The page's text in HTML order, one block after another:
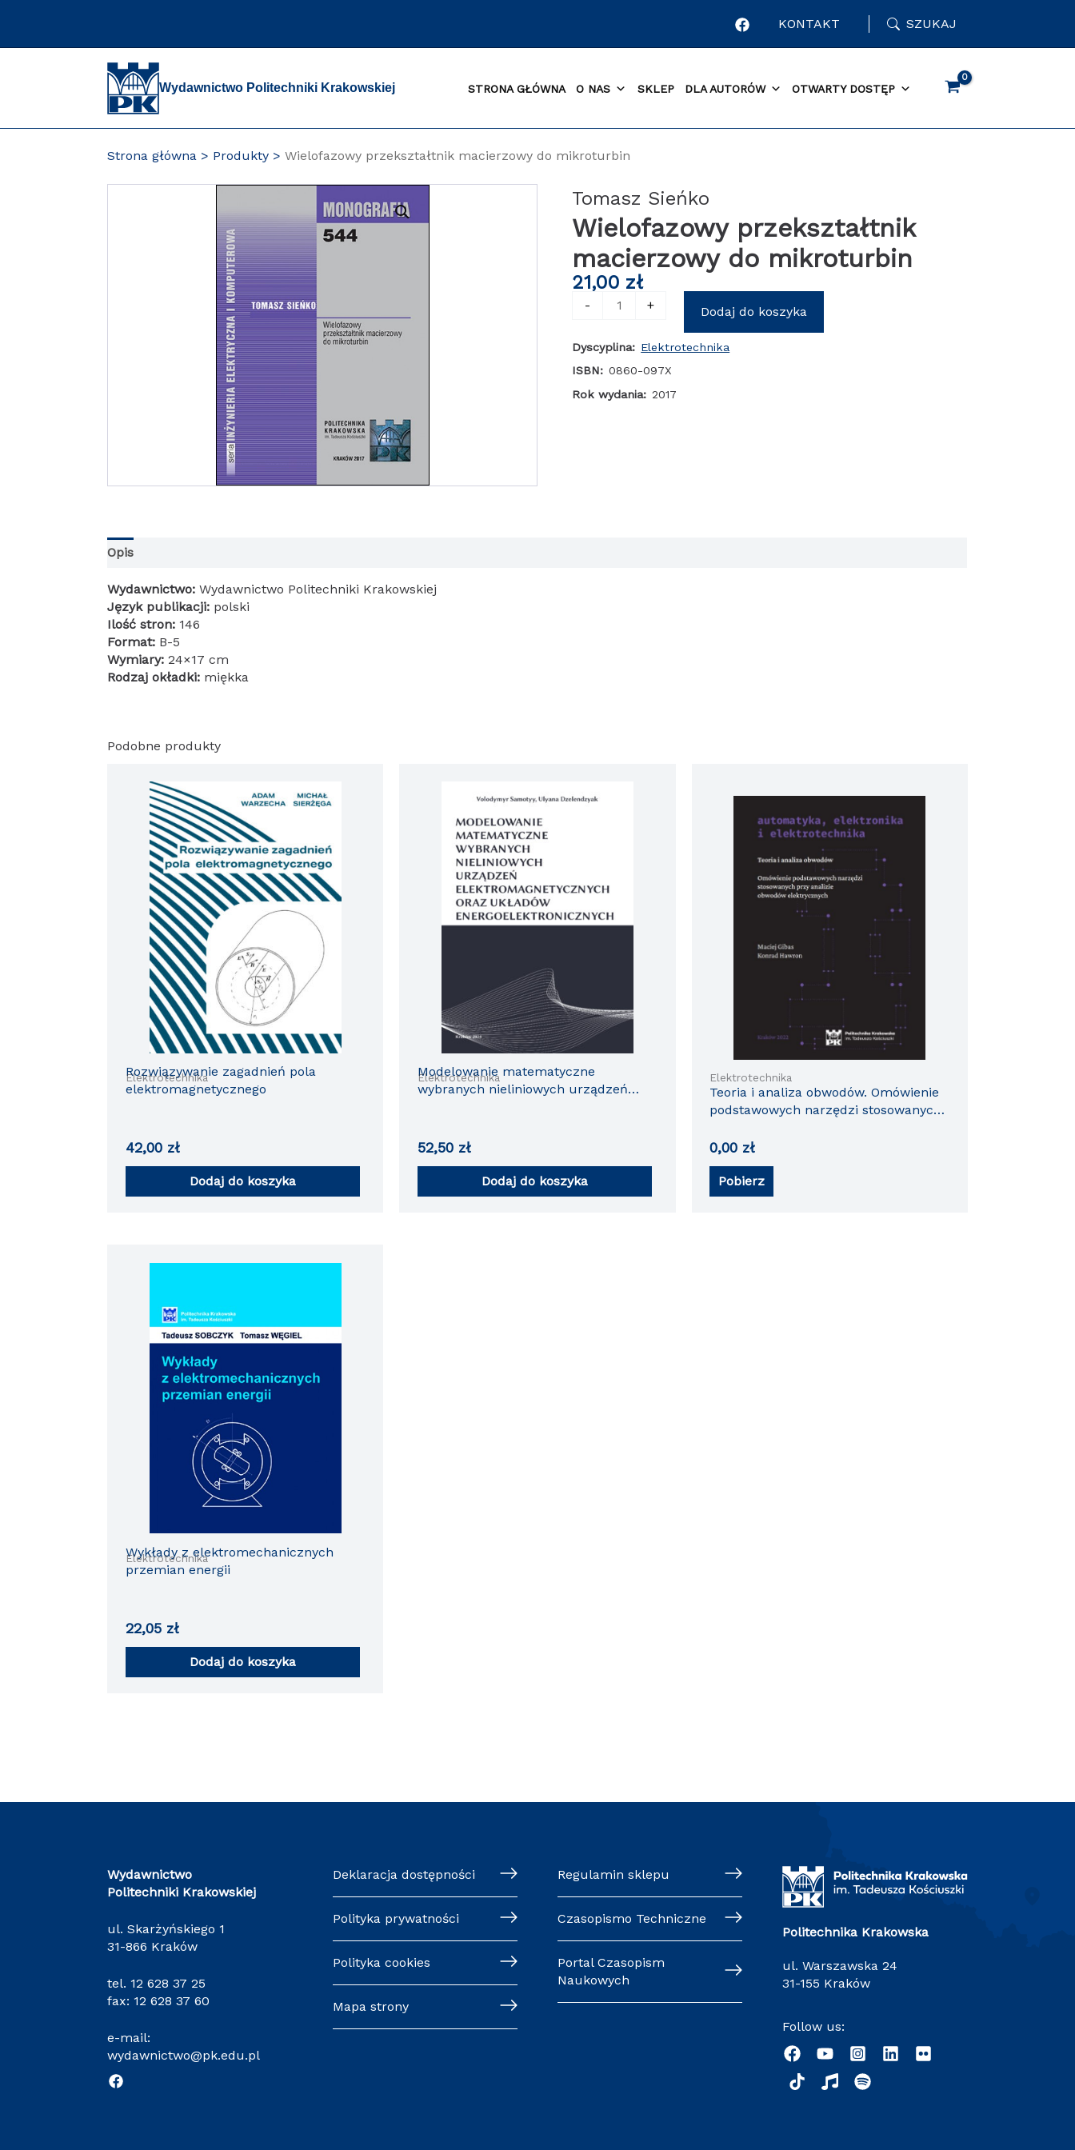
KONTAKT SZUKAJ
Wydawnictwo Politechniki Krakowskiej STRONA GŁÓWNA O NAS SKLEP DLA AUTORÓW OTWARTY DOSTĘP
Strona główna Produkty Wielofazowy przekształtnik macierzowy do mikroturbin
Tomasz Sieńko
Wielofazowy przekształtnik
macierzowy do mikroturbin
21,00 zł
-
macierzowy
do
mikroturbin
+ Dodaj do koszyka
Dyscyplina: Elektrotechnika
ISBN: 0860-097X
Rok wydania: 2017
Opis
Wydawnictwo:Wydawnictwo Politechniki Krakowskiej
Język publikacji: polski
Ilość stron: 146
Format: B-5
Wymiary:24×17 cm
Rodzaj okładki: miękka
Podobne produkty
Elektrotechnika
Rozwiązywanie zagadnień pola
elektromagnetycznego
42,00 zł
Dodaj do koszyka
Elektrotechnika
Modelowanie matematyczne
wybranych nieliniowych urządzeń
52,50 zł
Dodaj do koszyka
Elektrotechnika
Teoria i analiza obwodów. Omówienie
podstawowych narzędzi stosowanych
0,00 zł
Pobierz
Elektrotechnika
Wykłady z elektromechanicznych
przemian energii
22,05 zł
Dodaj do koszyka
Wydawnictwo
Politechniki Krakowskiej
ul. Skarżyńskiego 1
31-866 Kraków
tel. 12 628 37 25
fax: 12 628 37 60
e-mail:
wydawnictwo@pk.edu.pl
Deklaracja dostępności
Polityka prywatności
Polityka cookies
Mapa strony
Regulamin sklepu
Czasopismo Techniczne
Portal Czasopism
Naukowych
Politechnika Krakowska
ul. Warszawska 24
31-155 Kraków
Follow us: